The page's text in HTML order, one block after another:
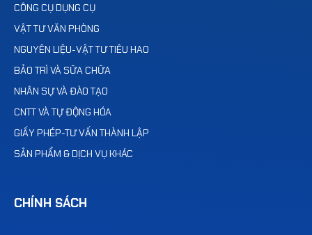
CÔNG CỤ DỤNG CỤ
VẬT TƯ VĂN PHÒNG
NGUYÊN LIỆU-VẬT TƯ TIÊU HAO
BẢO TRÌ VÀ SỮA CHỮA
NHÂN SỰ VÀ ĐÀO TẠO
CNTT VÀ TỰ ĐỘNG HÓA
GIẤY PHÉP-TƯ VẤN THÀNH LẬP
SẢN PHẨM & DỊCH VỤ KHÁC
CHÍNH SÁCH